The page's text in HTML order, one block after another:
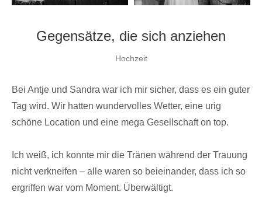
Gegensätze, die sich anziehen
Hochzeit
Bei Antje und Sandra war ich mir sicher, dass es ein guter
Tag wird. Wir hatten wundervolles Wetter, eine urig
schöne Location und eine mega Gesellschaft on top.
Ich weiß, ich konnte mir die Tränen während der Trauung
nicht verkneifen – alle waren so beieinander, dass ich so
ergriffen war vom Moment. Überwältigt.